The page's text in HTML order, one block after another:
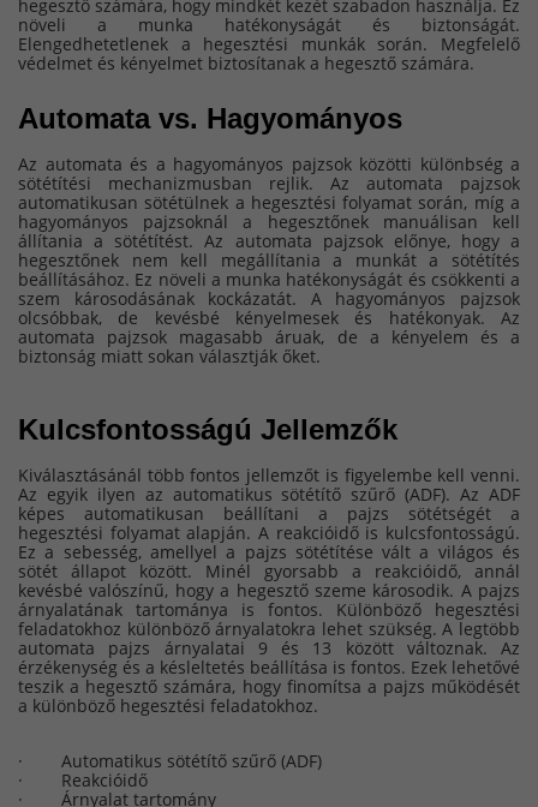
hegesztő számára, hogy mindkét kezét szabadon használja. Ez
növeli a munka hatékonyságát és biztonságát.
Elengedhetetlenek a hegesztési munkák során. Megfelelő
védelmet és kényelmet biztosítanak a hegesztő számára.
Automata vs. Hagyományos
Az automata és a hagyományos pajzsok közötti különbség a
sötétítési mechanizmusban rejlik. Az automata pajzsok
automatikusan sötétülnek a hegesztési folyamat során, míg a
hagyományos pajzsoknál a hegesztőnek manuálisan kell
állítania a sötétítést. Az automata pajzsok előnye, hogy a
hegesztőnek nem kell megállítania a munkát a sötétítés
beállításához. Ez növeli a munka hatékonyságát és csökkenti a
szem károsodásának kockázatát. A hagyományos pajzsok
olcsóbbak, de kevésbé kényelmesek és hatékonyak. Az
automata pajzsok magasabb áruak, de a kényelem és a
biztonság miatt sokan választják őket.
Kulcsfontosságú Jellemzők
Kiválasztásánál több fontos jellemzőt is figyelembe kell venni.
Az egyik ilyen az automatikus sötétítő szűrő (ADF). Az ADF
képes automatikusan beállítani a pajzs sötétségét a
hegesztési folyamat alapján. A reakcióidő is kulcsfontosságú.
Ez a sebesség, amellyel a pajzs sötétítése vált a világos és
sötét állapot között. Minél gyorsabb a reakcióidő, annál
kevésbé valószínű, hogy a hegesztő szeme károsodik. A pajzs
árnyalatának tartománya is fontos. Különböző hegesztési
feladatokhoz különböző árnyalatokra lehet szükség. A legtöbb
automata pajzs árnyalatai 9 és 13 között változnak. Az
érzékenység és a késleltetés beállítása is fontos. Ezek lehetővé
teszik a hegesztő számára, hogy finomítsa a pajzs működését
a különböző hegesztési feladatokhoz.
· Automatikus sötétítő szűrő (ADF)
· Reakcióidő
· Árnyalat tartomány